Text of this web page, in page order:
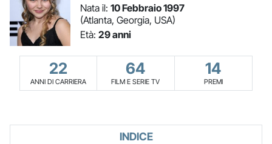
Nata il: 10 Febbraio 1997
(Atlanta, Georgia, USA)
Età: 29 anni
22
ANNI DI CARRIERA
64
FILM E SERIE TV
14
PREMI
INDICE